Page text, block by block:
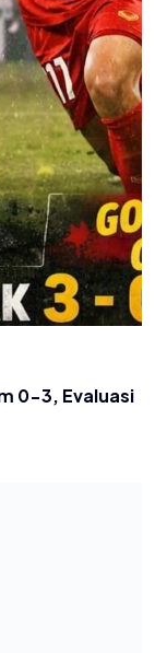
0-3, Evaluasi